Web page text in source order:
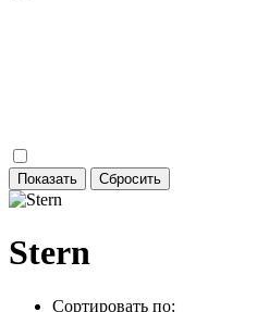
Stern
Сортировать по: